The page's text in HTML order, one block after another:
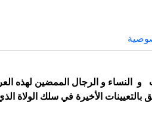
و النساء و الرجال الممضين لهذه
لقرار رئيس الحكومة الصادر في 22 أوت 2015 و المتعلق بالتعيينات الأخيرة في